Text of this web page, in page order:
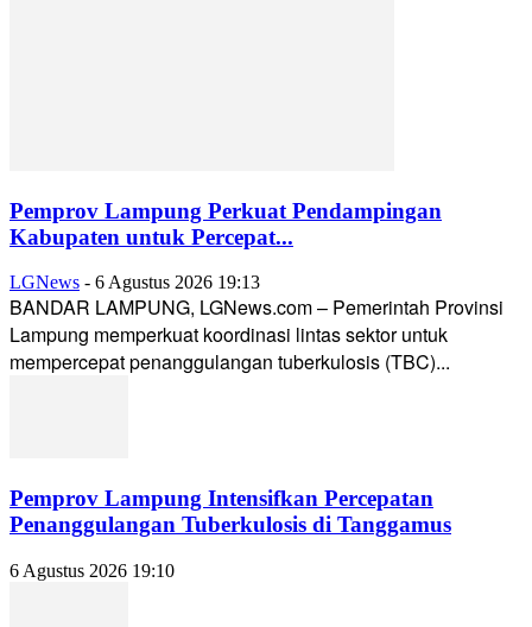
Pemprov Lampung Perkuat Pendampingan
Kabupaten untuk Percepat...
LGNews - 6 Agustus 2026 19:13
BANDAR LAMPUNG, LGNews.com – Pemerintah Provinsi
Lampung memperkuat koordinasi lintas sektor untuk
mempercepat penanggulangan tuberkulosis (TBC)...
Pemprov Lampung Intensifkan Percepatan
Penanggulangan Tuberkulosis di Tanggamus
6 Agustus 2026 19:10